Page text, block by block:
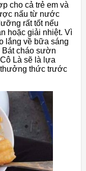
cho cả trẻ em và
nấu từ nước
rất tốt nếu
hoặc giải nhiệt. Vì
lắng về bữa sáng
cháo sườn
Là sẽ là lựa
thưởng thức trước